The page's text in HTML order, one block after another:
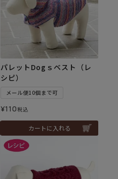
パレットDogｓベスト（レ
シピ）
メール便10個まで可
¥110税込
カートに入れる